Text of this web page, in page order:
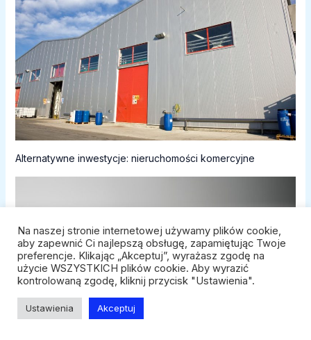
Alternatywne inwestycje: nieruchomości komercyjne
Na naszej stronie internetowej używamy plików cookie,
aby zapewnić Ci najlepszą obsługę, zapamiętując Twoje
preferencje. Klikając „Akceptuj”, wyrażasz zgodę na
użycie WSZYSTKICH plików cookie. Aby wyrazić
kontrolowaną zgodę, kliknij przycisk "Ustawienia".
Ustawienia Akceptuj